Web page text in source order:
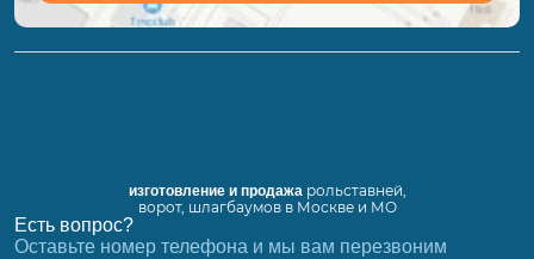
изготовление и продажарольставней,
ворот, шлагбаумов в Москве и МО
Есть вопрос?
Оставьте номер телефона и мы вам перезвоним